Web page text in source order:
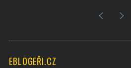
EBLOGEŘI.CZ